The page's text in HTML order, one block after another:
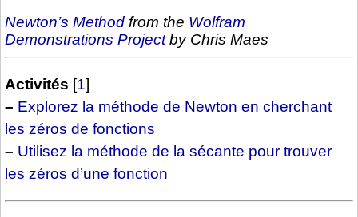
Newton’s Method from the Wolfram
Demonstrations Projectby Chris Maes
Activités [1]
– Explorez la méthode de Newton en cherchant
les zéros de fonctions
– Utilisez la méthode de la sécante pour trouver
les zéros d’une fonction